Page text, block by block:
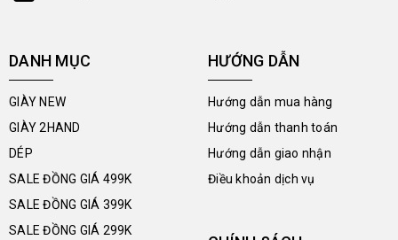
DANH MỤC
GIÀY NEW
GIÀY 2HAND
DÉP
SALE ĐỒNG GIÁ 499K
SALE ĐỒNG GIÁ 399K
SALE ĐỒNG GIÁ 299K
HƯỚNG DẪN
Hướng dẫn mua hàng
Hướng dẫn thanh toán
Hướng dẫn giao nhận
Điều khoản dịch vụ